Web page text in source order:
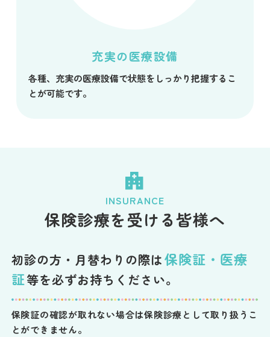
充実の医療設備
各種、充実の医療設備で状態をしっかり把握するこ
とが可能です。
INSURANCE
保険診療を受ける皆様へ
初診の方・月替わりの際は保険証・医療
証等を必ずお持ちください。
保険証の確認が取れない場合は保険診療として取り扱うこ
とができません。